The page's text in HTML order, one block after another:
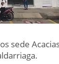
sede